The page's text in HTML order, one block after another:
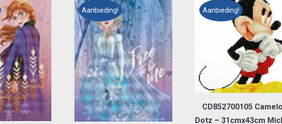
Aanbieding! Aanbieding!
CD852700105
Dotz – 31cmx43cm